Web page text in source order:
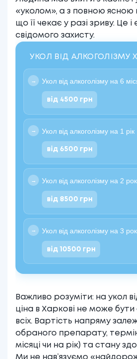
«уколом», а з повною ясною
що її чекає у разі зриву. Це
свідомого захисту.
УКОЛ ВІД АЛКОГОЛІЗМУ
Укол від алкоголізму на 6
від 4500 грн
Укол від алкоголізму на 1 рік
від 6500 грн
Укол від алкоголізму на 2
від 8500 грн
Укол від алкоголізму на 3
від 10500 грн
Важливо розуміти: на укол
ціна в Харкові не може
всіх. Вартість напряму
обраного препарату,
місяці чи на рік) та стану
Ми не нав’язуємо